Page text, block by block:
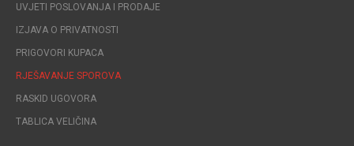
UVJETI POSLOVANJA I PRODAJE
IZJAVA O PRIVATNOSTI
PRIGOVORI KUPACA
RJEŠAVANJE SPOROVA
RASKID UGOVORA
TABLICA VELIČINA